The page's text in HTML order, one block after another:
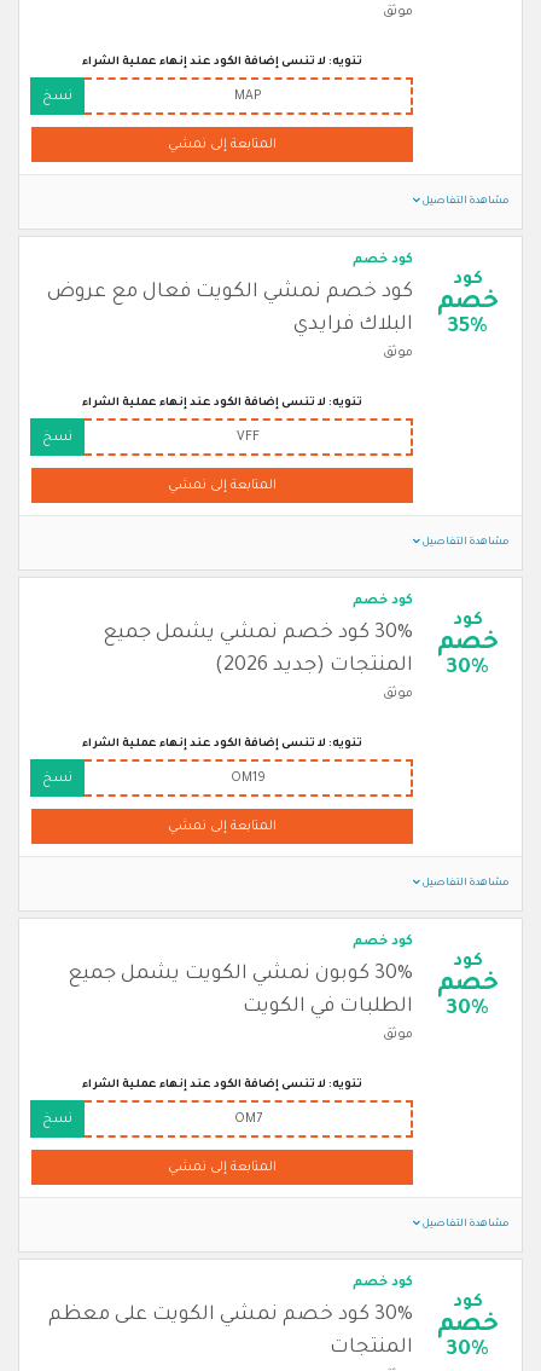
موثق
تنويه: لا تنسى إضافة الكود عند إنهاء عملية الشراء
MAP نسخ
المتابعة إلى نمشي
مشاهدة التفاصيل
كود
خصم
35%
كود خصم
كود خصم نمشي الكويت فعال مع عروض
البلاك فرايدي
موثق
تنويه: لا تنسى إضافة الكود عند إنهاء عملية الشراء
VFF نسخ
المتابعة إلى نمشي
مشاهدة التفاصيل
كود
خصم
30%
كود خصم
30% كود خصم نمشي يشمل جميع
المنتجات (جديد 2026)
موثق
تنويه: لا تنسى إضافة الكود عند إنهاء عملية الشراء
OM19 نسخ
المتابعة إلى نمشي
مشاهدة التفاصيل
كود
خصم
30%
كود خصم
30% كوبون نمشي الكويت يشمل جميع
الطلبات في الكويت
موثق
تنويه: لا تنسى إضافة الكود عند إنهاء عملية الشراء
OM7 نسخ
المتابعة إلى نمشي
مشاهدة التفاصيل
كود
خصم
30%
كود خصم
30% كود خصم نمشي الكويت على معظم
المنتجات